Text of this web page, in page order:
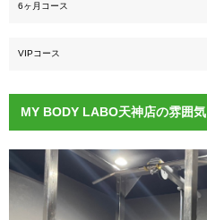
6ヶ月コース
VIPコース
MY BODY LABO天神店の雰囲気